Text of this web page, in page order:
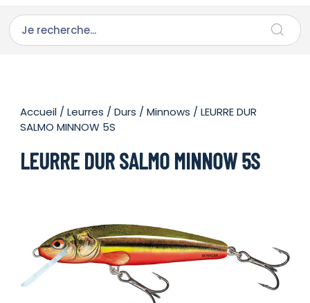
Accueil /Leurres /Durs /Minnows / LEURRE DUR
SALMO MINNOW 5S
LEURRE DUR SALMO MINNOW 5S